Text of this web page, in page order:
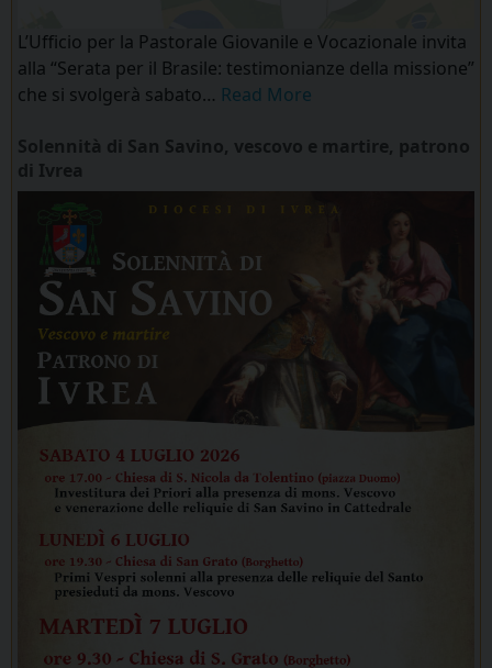
L’Ufficio per la Pastorale Giovanile e Vocazionale invita
alla “Serata per il Brasile: testimonianze della missione”
che si svolgerà sabato… Read More
Solennità di San Savino, vescovo e martire, patrono
di Ivrea